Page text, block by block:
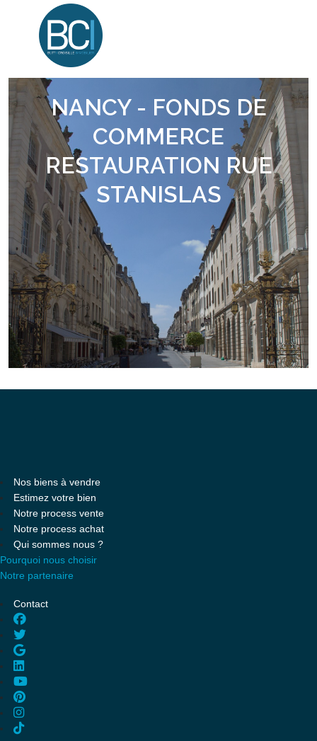
NANCY - FONDS DE
COMMERCE
RESTAURATION RUE
STANISLAS
Nos biens à vendre
Estimez votre bien
Notre process vente
Notre process achat
Qui sommes nous ?
Pourquoi nous choisir
Notre partenaire
Contact